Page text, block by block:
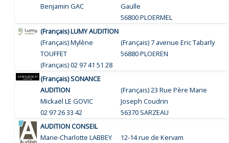
Benjamin GAC
Gaulle
56800 PLOERMEL
(Français) LUMY AUDITION
(Français) Mylène
TOUFFET
(Français) 02 97 41 51 28
(Français) 7 avenue Eric Tabarly
56880 PLOEREN
(Français) SONANCE
AUDITION
Mickaël LE GOVIC
02 97 26 33 42
(Français) 23 Rue Père Marie
Joseph Coudrin
56370 SARZEAU
AUDITION CONSEIL
Marie-Charlotte LABBEY
12-14 rue de Kervam